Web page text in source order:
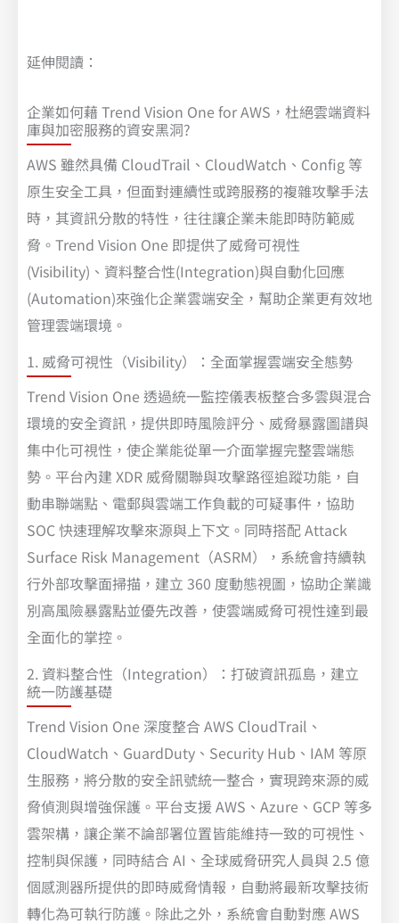
延伸閱讀：
企業如何藉 Trend Vision One for AWS，杜絕雲端資料
庫與加密服務的資安黑洞?
AWS 雖然具備 CloudTrail、CloudWatch、Config 等
原生安全工具，但面對連續性或跨服務的複雜攻擊手法
時，其資訊分散的特性，往往讓企業未能即時防範威
脅。Trend Vision One 即提供了威脅可視性
(Visibility)、資料整合性(Integration)與自動化回應
(Automation)來強化企業雲端安全，幫助企業更有效地
管理雲端環境。
1. 威脅可視性（Visibility）：全面掌握雲端安全態勢
Trend Vision One 透過統一監控儀表板整合多雲與混合
環境的安全資訊，提供即時風險評分、威脅暴露圖譜與
集中化可視性，使企業能從單一介面掌握完整雲端態
勢。平台內建 XDR 威脅關聯與攻擊路徑追蹤功能，自
動串聯端點、電郵與雲端工作負載的可疑事件，協助
SOC 快速理解攻擊來源與上下文。同時搭配 Attack
Surface Risk Management（ASRM），系統會持續執
行外部攻擊面掃描，建立 360 度動態視圖，協助企業識
別高風險暴露點並優先改善，使雲端威脅可視性達到最
全面化的掌控。
2. 資料整合性（Integration）：打破資訊孤島，建立
統一防護基礎
Trend Vision One 深度整合 AWS CloudTrail、
CloudWatch、GuardDuty、Security Hub、IAM 等原
生服務，將分散的安全訊號統一整合，實現跨來源的威
脅偵測與增強保護。平台支援 AWS、Azure、GCP 等多
雲架構，讓企業不論部署位置皆能維持一致的可視性、
控制與保護，同時結合 AI、全球威脅研究人員與 2.5 億
個感測器所提供的即時威脅情報，自動將最新攻擊技術
轉化為可執行防護。除此之外，系統會自動對應 AWS